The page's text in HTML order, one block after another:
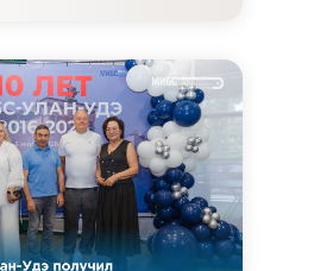
главного врача по
помощи детям
института имени
(МИБС)
Сергей